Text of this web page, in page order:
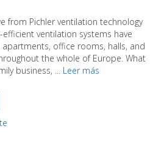
from Pichler ventilation technology
ventilation systems have
office rooms, halls, and
the whole of Europe. What
business, ... Leer más